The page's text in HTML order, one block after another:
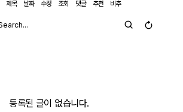
제목 날짜 수정 조회 댓글 추천 비추
등록된 글이 없습니다.